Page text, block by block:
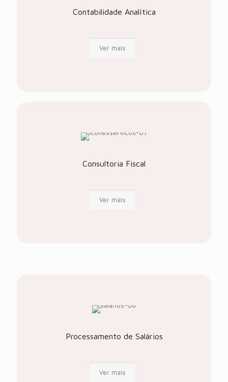
Contabilidade Analítica
Ver mais
Consultoria Fiscal
Ver mais
Processamento de Salários
Ver mais